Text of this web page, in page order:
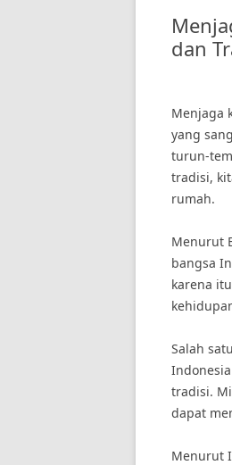
dan
Menjaga
yang
turun-
tradisi,
rumah.
Menurut
bangsa
karena
Salah
tradisi.
dapat
Menurut